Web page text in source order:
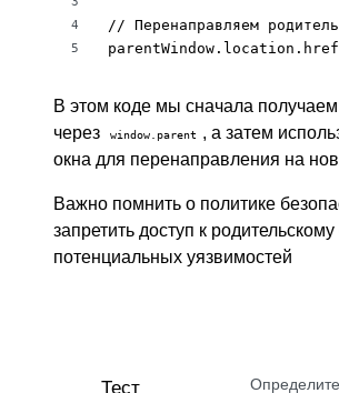
4
5
// Перенаправляем
В этом коде мы сначала получаем
через
window.parent , а затем
окна для перенаправления на
Важно помнить о политике
запретить доступ к
потенциальных уязвимостей
Тест
Определите